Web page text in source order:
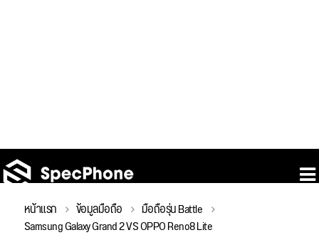
หน้าแรก ข้อมูลมือถือ มือถือรุ่น Battle
Samsung Galaxy Grand 2 VS OPPO Reno8 Lite